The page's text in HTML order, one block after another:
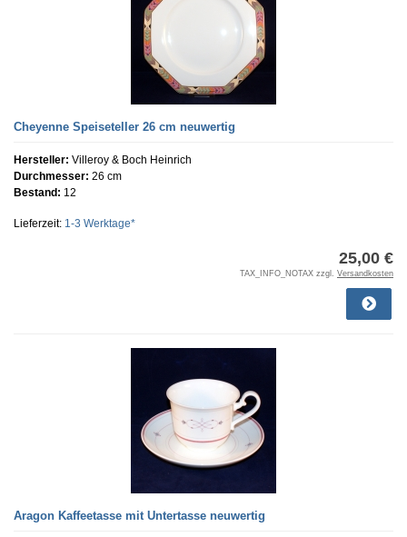
Cheyenne Speiseteller 26 cm neuwertig
Hersteller: Villeroy & Boch Heinrich
Durchmesser: 26 cm
Bestand: 12
Lieferzeit: 1-3 Werktage*
25,00 €
TAX_INFO_NOTAX zzgl. Versandkosten
Aragon Kaffeetasse mit Untertasse neuwertig